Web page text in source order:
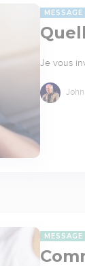
Je vous